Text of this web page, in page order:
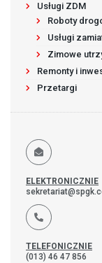
Usługi ZDM
Roboty
Usługi
Zimowe
Remonty i
Przetargi
ELEKTRONICZNIE
TELEFONICZNIE
(013) 46 47 856